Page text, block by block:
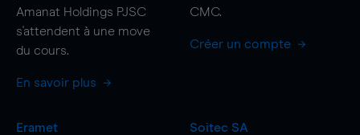
Amanat Holdings PJSC
s'attendent à une move
du cours.
En savoir plus
CMC.
Créer un compte
Eramet
Soitec SA